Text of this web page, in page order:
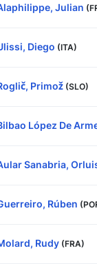
Julian
Diego (ITA)
Primož (SLO)
López De
Sanabria,
Rúben
Rudy (FRA)